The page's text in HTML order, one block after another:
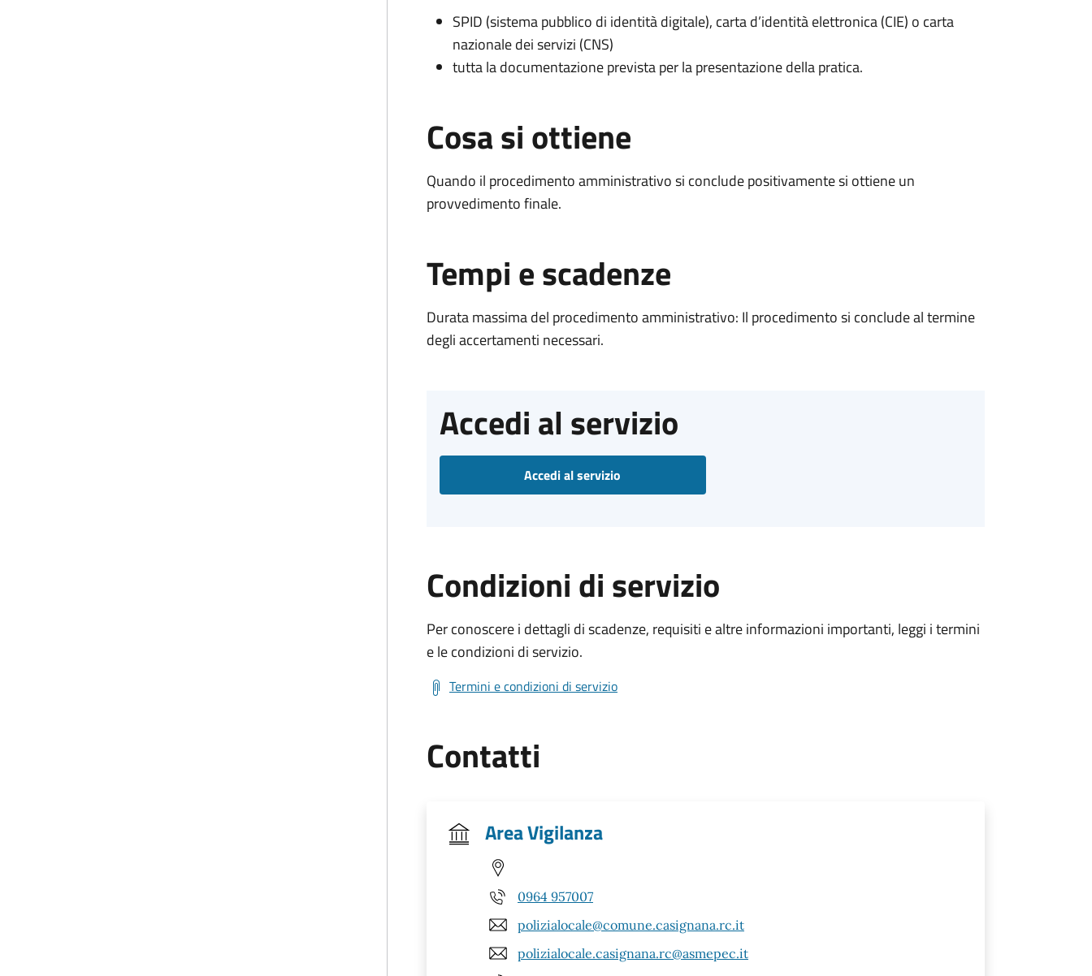
SPID (sistema pubblico di identità digitale), carta d’identità elettronica (CIE) o carta
nazionale dei servizi (CNS)
tutta la documentazione prevista per la presentazione della pratica.
Cosa si ottiene
Quando il procedimento amministrativo si conclude positivamente si ottiene un
provvedimento finale.
Tempi e scadenze
Durata massima del procedimento amministrativo: Il procedimento si conclude al termine
degli accertamenti necessari.
Accedi al servizio
Accedi al servizio
Condizioni di servizio
Per conoscere i dettagli di scadenze, requisiti e altre informazioni importanti, leggi i termini
e le condizioni di servizio.
Termini e condizioni di servizio
Contatti
Area Vigilanza
0964 957007
polizialocale@comune.casignana.rc.it
polizialocale.casignana.rc@asmepec.it